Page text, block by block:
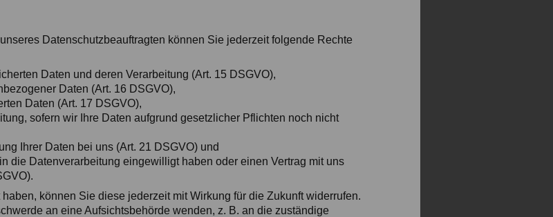
Datenschutzbeauftragten können Sie jederzeit folgende Rechte
Daten und deren Verarbeitung (Art. 15 DSGVO),
Daten (Art. 16 DSGVO),
Daten (Art. 17 DSGVO),
sofern wir Ihre Daten aufgrund gesetzlicher Pflichten noch nicht
Ihrer Daten bei uns (Art. 21 DSGVO) und
die Datenverarbeitung eingewilligt haben oder einen Vertrag mit uns
können Sie diese jederzeit mit Wirkung für die Zukunft widerrufen.
an eine Aufsichtsbehörde wenden, z. B. an die zuständige